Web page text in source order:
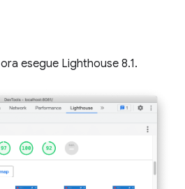
ora esegue Lighthouse 8.1.